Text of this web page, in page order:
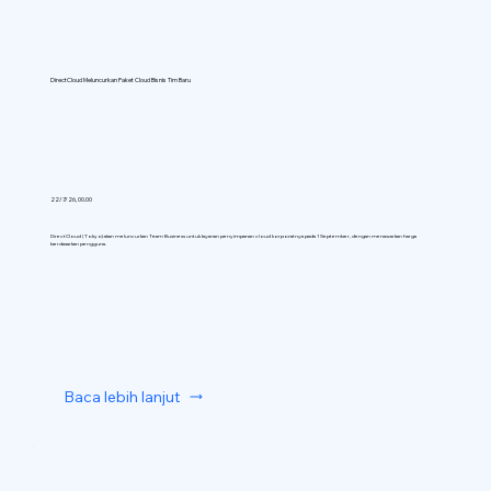
DirectCloud Meluncurkan Paket Cloud Bisnis Tim Baru
22/7/26, 00.00
DirectCloud (Tokyo) akan meluncurkan Team Business untuk layanan penyimpanan cloud korporatnya pada 1 September, dengan menawarkan harga
berdasarkan pengguna.
Baca lebih lanjut